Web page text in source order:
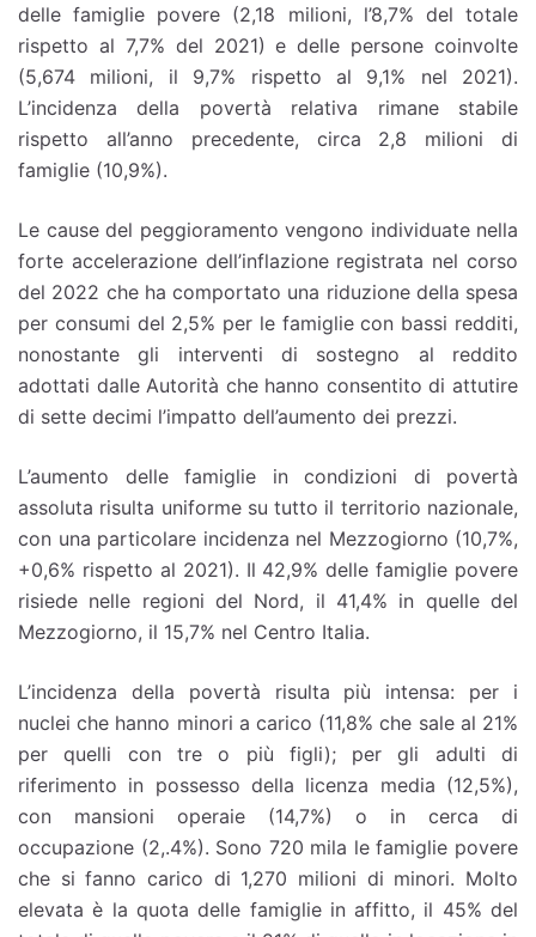
delle famiglie povere (2,18 milioni, l’8,7% del totale
rispetto al 7,7% del 2021) e delle persone coinvolte
(5,674 milioni, il 9,7% rispetto al 9,1% nel 2021).
L’incidenza della povertà relativa rimane stabile
rispetto all’anno precedente, circa 2,8 milioni di
famiglie (10,9%).
Le cause del peggioramento vengono individuate nella
forte accelerazione dell’inflazione registrata nel corso
del 2022 che ha comportato una riduzione della spesa
per consumi del 2,5% per le famiglie con bassi redditi,
nonostante gli interventi di sostegno al reddito
adottati dalle Autorità che hanno consentito di attutire
di sette decimi l’impatto dell’aumento dei prezzi.
L’aumento delle famiglie in condizioni di povertà
assoluta risulta uniforme su tutto il territorio nazionale,
con una particolare incidenza nel Mezzogiorno (10,7%,
+0,6% rispetto al 2021). Il 42,9% delle famiglie povere
risiede nelle regioni del Nord, il 41,4% in quelle del
Mezzogiorno, il 15,7% nel Centro Italia.
L’incidenza della povertà risulta più intensa: per i
nuclei che hanno minori a carico (11,8% che sale al 21%
per quelli con tre o più figli); per gli adulti di
riferimento in possesso della licenza media (12,5%),
con mansioni operaie (14,7%) o in cerca di
occupazione (2,.4%). Sono 720 mila le famiglie povere
che si fanno carico di 1,270 milioni di minori. Molto
elevata è la quota delle famiglie in affitto, il 45% del